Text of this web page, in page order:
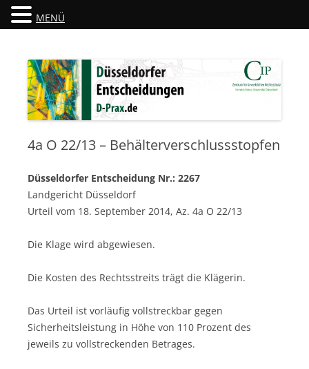
Düsseldorfer Entscheidungen
4a O 22/13 – Behälterverschlussstopfen
Düsseldorfer Entscheidung Nr.: 2267
Landgericht Düsseldorf
Urteil vom 18. September 2014, Az. 4a O 22/13
Die Klage wird abgewiesen.
Die Kosten des Rechtsstreits trägt die Klägerin.
Das Urteil ist vorläufig vollstreckbar gegen
Sicherheitsleistung in Höhe von 110 Prozent des
jeweils zu vollstreckenden Betrages.
MENÜ